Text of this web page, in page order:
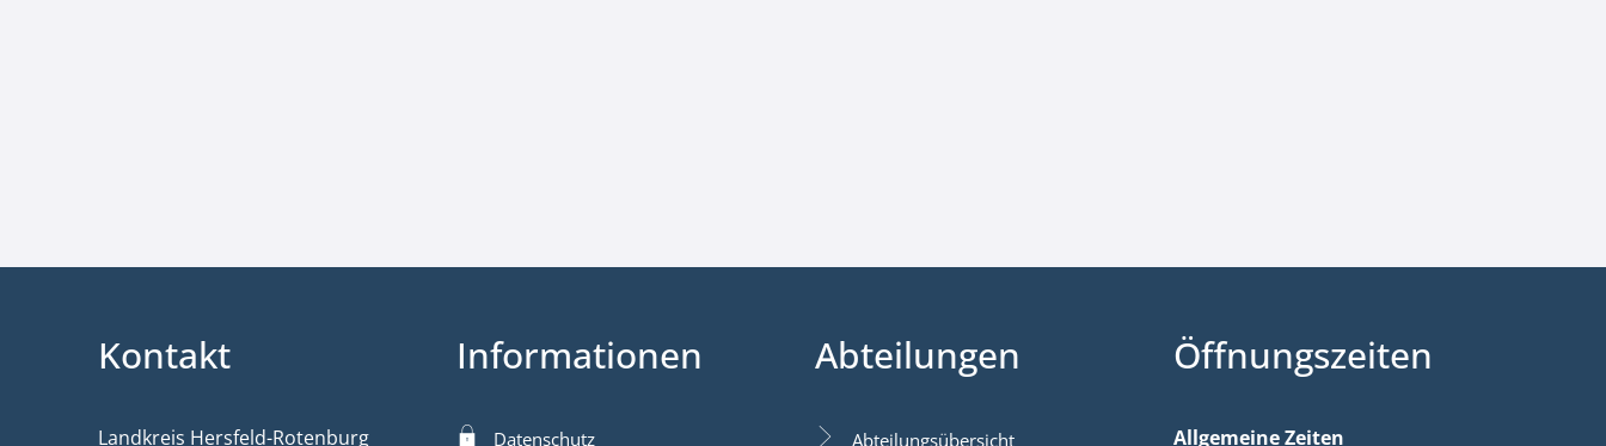
Kontakt
Landkreis Hersfeld-Rotenburg
Informationen
Datenschutz
Abteilungen
Abteilungsübersicht
Öffnungszeiten
Allgemeine Zeiten